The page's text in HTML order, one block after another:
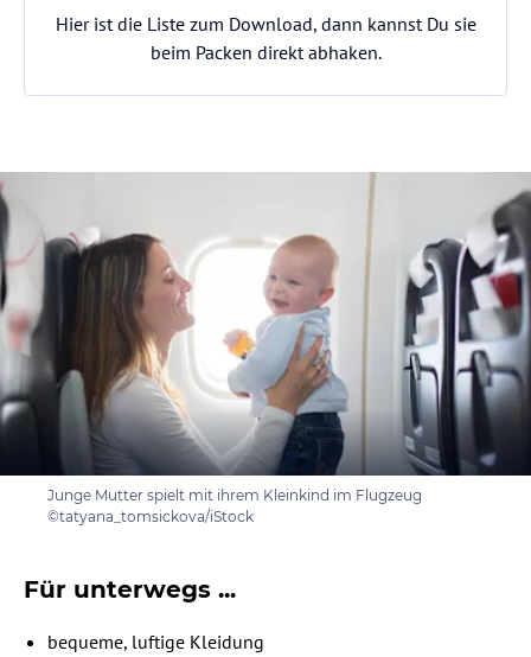
Hier ist die Liste zum Download, dann kannst Du sie
beim Packen direkt abhaken.
Junge Mutter spielt mit ihrem Kleinkind im Flugzeug
©tatyana_tomsickova/iStock
Für unterwegs ...
bequeme, luftige Kleidung